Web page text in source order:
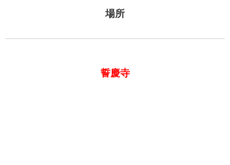
場所
誓慶寺